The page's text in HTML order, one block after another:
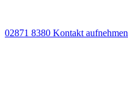
02871 8380 Kontakt aufnehmen